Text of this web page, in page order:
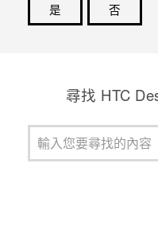
是
否
尋找 HTC